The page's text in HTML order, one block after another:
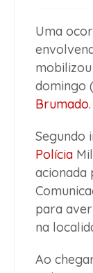
Uma
domingo
Brumado.
Segundo
Polícia
acionada
para
na
Ao